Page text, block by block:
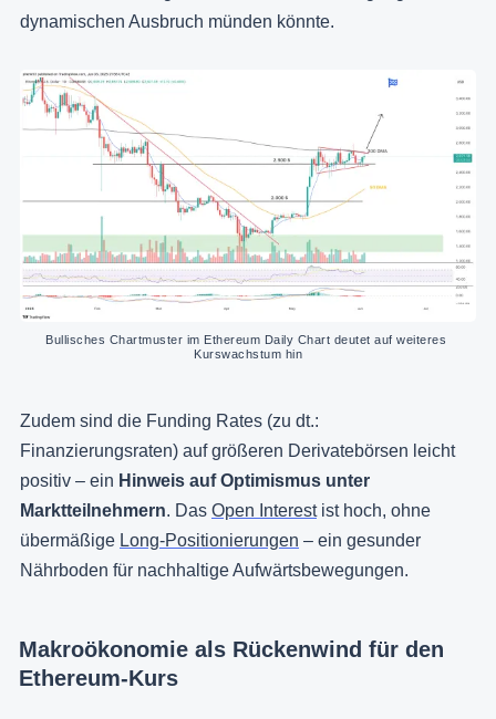
dynamischen Ausbruch münden könnte.
Bullisches Chartmuster im Ethereum Daily Chart deutet auf weiteres
Kurswachstum hin
Zudem sind die Funding Rates (zu dt.:
Finanzierungsraten) auf größeren Derivatebörsen leicht
positiv – ein Hinweis auf Optimismus unter
Marktteilnehmern. Das Open Interestist hoch, ohne
übermäßige Long-Positionierungen – ein gesunder
Nährboden für nachhaltige Aufwärtsbewegungen.
Makroökonomie als Rückenwind für den
Ethereum-Kurs